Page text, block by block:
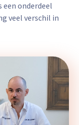
onderdeel
veel verschil in